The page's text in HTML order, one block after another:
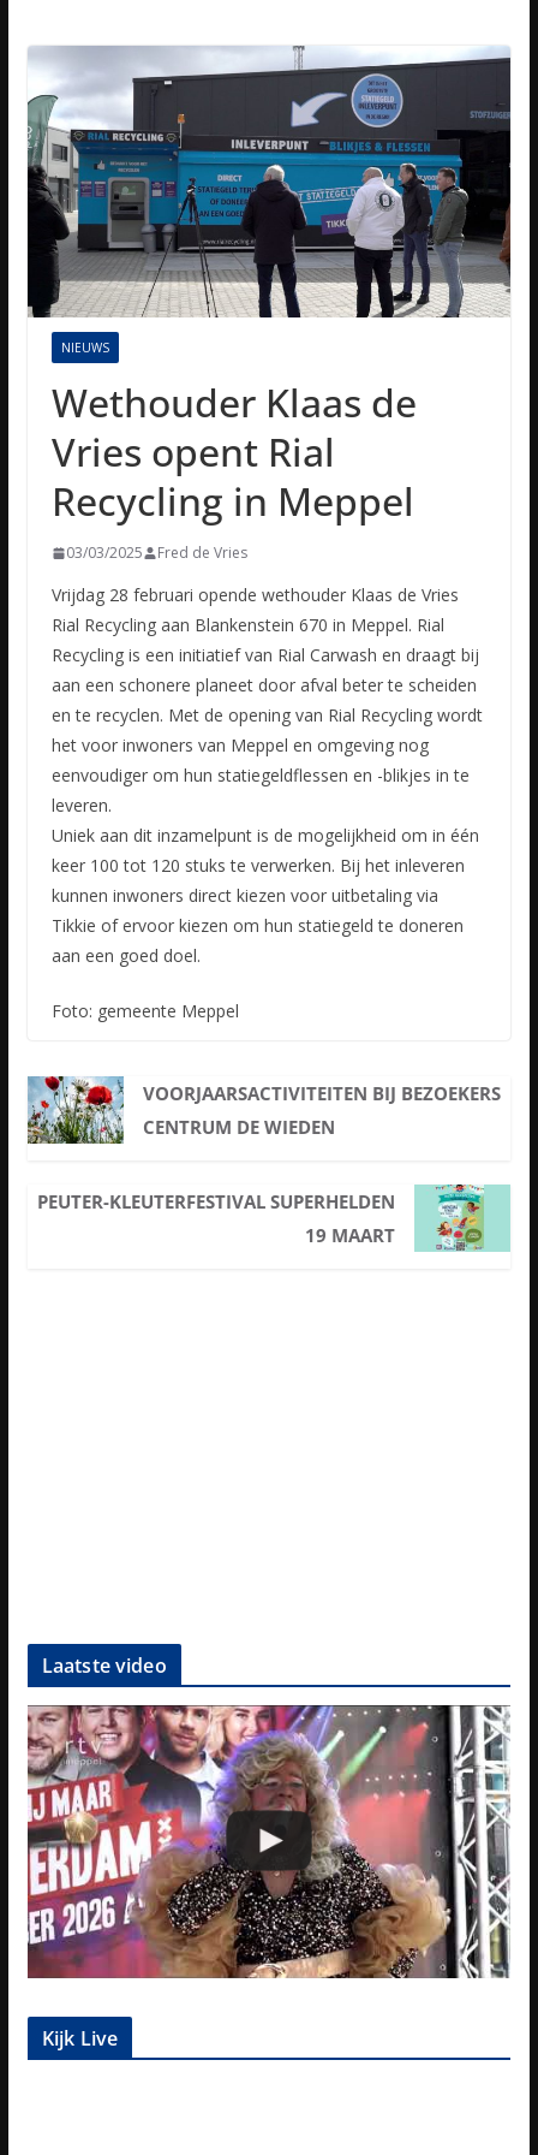
NIEUWS
Wethouder Klaas de
Vries opent Rial
Recycling in Meppel
03/03/2025 Fred de Vries
Vrijdag 28 februari opende wethouder Klaas de Vries
Rial Recycling aan Blankenstein 670 in Meppel. Rial
Recycling is een initiatief van Rial Carwash en draagt bij
aan een schonere planeet door afval beter te scheiden
en te recyclen. Met de opening van Rial Recycling wordt
het voor inwoners van Meppel en omgeving nog
eenvoudiger om hun statiegeldflessen en -blikjes in te
leveren.
Uniek aan dit inzamelpunt is de mogelijkheid om in één
keer 100 tot 120 stuks te verwerken. Bij het inleveren
kunnen inwoners direct kiezen voor uitbetaling via
Tikkie of ervoor kiezen om hun statiegeld te doneren
aan een goed doel.
Foto: gemeente Meppel
VOORJAARSACTIVITEITEN BIJ BEZOEKERS
CENTRUM DE WIEDEN
PEUTER-KLEUTERFESTIVAL SUPERHELDEN
19 MAART
Laatste video
Kijk Live